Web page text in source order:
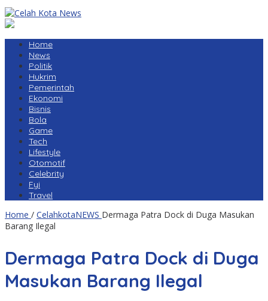
Home
News
Politik
Hukrim
Pemerintah
Ekonomi
Bisnis
Bola
Game
Tech
Lifestyle
Otomotif
Celebrity
Fyi
Travel
Home / CelahkotaNEWS Dermaga Patra Dock di Duga Masukan
Barang Ilegal
Dermaga Patra Dock di Duga
Masukan Barang Ilegal